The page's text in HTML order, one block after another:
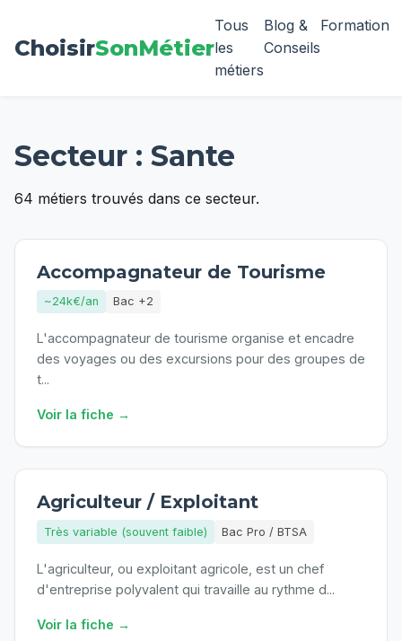
ChoisirSonMétier
Tous
les
métiers
Blog &
Conseils
Formation
Secteur : Sante
64 métiers trouvés dans ce secteur.
Accompagnateur de Tourisme
~24k€/an Bac +2
L'accompagnateur de tourisme organise et encadre
des voyages ou des excursions pour des groupes de
t...
Voir la fiche →
Agriculteur / Exploitant
Très variable (souvent faible) Bac Pro / BTSA
L'agriculteur, ou exploitant agricole, est un chef
d'entreprise polyvalent qui travaille au rythme d...
Voir la fiche →